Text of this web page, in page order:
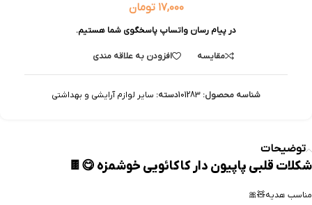
۱۷,۰۰۰ تومان
در پیام رسان واتساپ پاسخگوی شما هستیم.
مقایسه افزودن به علاقه مندی
شناسه محصول: 101283دسته: سایر لوازم آرایشی و بهداشتی
توضیحات
شکلات قلبی پاپیون دار کاکائویی خوشمزه 😋🍫
مناسب هدیه🧸🎀